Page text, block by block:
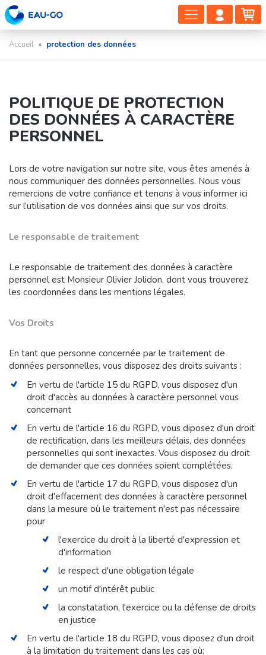
DÉPLIER
LA
Accueil • protection des données
POLITIQUE DE PROTECTION
DES DONNÉES À CARACTÈRE
PERSONNEL
Lors de votre navigation sur notre site, vous êtes amenés à
nous communiquer des données personnelles. Nous vous
remercions de votre confiance et tenons à vous informer ici
sur l’utilisation de vos données ainsi que sur vos droits.
Le responsable de traitement
Le responsable de traitement des données à caractère
personnel est Monsieur Olivier Jolidon, dont vous trouverez
les coordonnées dans les mentions légales.
Vos Droits
En tant que personne concernée par le traitement de
données personnelles, vous disposez des droits suivants :
En vertu de l'article 15 du RGPD, vous disposez d'un
droit d'accès au données à caractère personnel vous
concernant
En vertu de l'article 16 du RGPD, vous diposez d'un droit
de rectification, dans les meilleurs délais, des données
personnelles qui sont inexactes. Vous disposez du droit
de demander que ces données soient complétées.
En vertu de l'article 17 du RGPD, vous disposez d'un
droit d'effacement des données à caractère personnel
dans la mesure où le traitement n'est pas nécessaire
pour
l'exercice du droit à la liberté d'expression et
d'information
le respect d'une obligation légale
un motif d'intérêt public
la constatation, l'exercice ou la défense de droits
en justice
En vertu de l'article 18 du RGPD, vous diposez d'un droit
à la limitation du traitement dans les cas où: